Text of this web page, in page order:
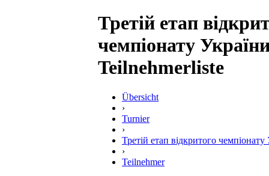
Третій етап
чемпіонату
Teilnehmerliste
Übersicht
›
Turnier
›
Третій етап відкритого
›
Teilnehmer